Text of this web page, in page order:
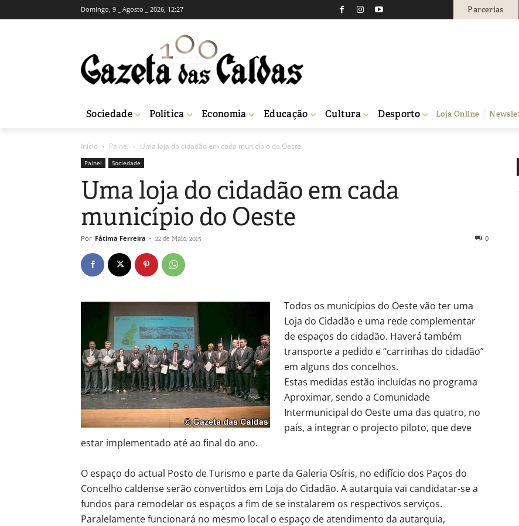
Domingo, 9 _ Agosto _ 2026, 12:27 Parcerias
Sociedade Política Economia Educação Cultura Desporto Loja Online
Início Painel Uma loja do cidadão em cada município do Oeste
Painel Sociedade
Uma loja do cidadão em cada
município do Oeste
Por Fátima Ferreira - 22 de Maio, 2015 0
Todos os municípios do Oeste vão ter uma
Loja do Cidadão e uma rede complementar
de espaços do cidadão. Haverá também
transporte a pedido e “carrinhas do cidadão”
em alguns dos concelhos.
Estas medidas estão incluídas no programa
Aproximar, sendo a Comunidade
Intermunicipal do Oeste uma das quatro, no
país, a integrar o projecto piloto, que deve
estar implementado até ao final do ano.
O espaço do actual Posto de Turismo e parte da Galeria Osíris, no edifício dos Paços do
Concelho caldense serão convertidos em Loja do Cidadão. A autarquia vai candidatar-se a
fundos para remodelar os espaços a fim de se instalarem os respectivos serviços.
Paralelamente funcionará no mesmo local o espaço de atendimento da autarquia,